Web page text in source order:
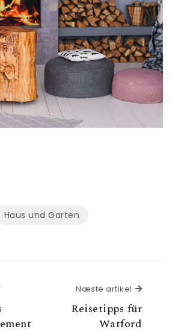
Haus und Garten
Næste artikel Næste
Reisetipps für
Watford